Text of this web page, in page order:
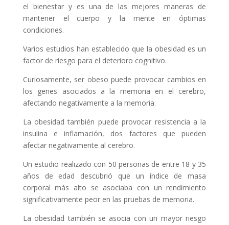
el bienestar y es una de las mejores maneras de
mantener el cuerpo y la mente en óptimas
condiciones.
Varios estudios han establecido que la obesidad es un
factor de riesgo para el deterioro cognitivo.
Curiosamente, ser obeso puede provocar cambios en
los genes asociados a la memoria en el cerebro,
afectando negativamente a la memoria.
La obesidad también puede provocar resistencia a la
insulina e inflamación, dos factores que pueden
afectar negativamente al cerebro.
Un estudio realizado con 50 personas de entre 18 y 35
años de edad descubrió que un índice de masa
corporal más alto se asociaba con un rendimiento
significativamente peor en las pruebas de memoria.
La obesidad también se asocia con un mayor riesgo